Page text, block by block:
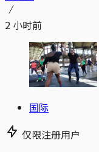
2 小时前
国际
仅限注册用户